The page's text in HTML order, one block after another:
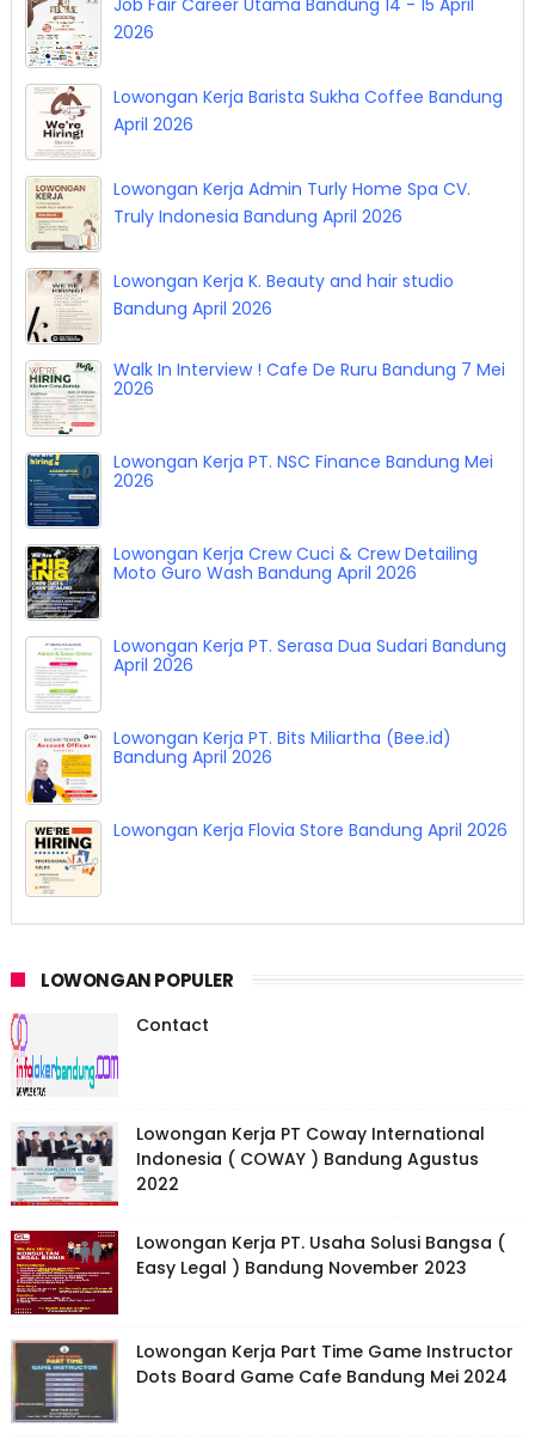
2026
Lowongan Kerja Barista Sukha Coffee Bandung
April 2026
Lowongan Kerja Admin Turly Home Spa CV.
Truly Indonesia Bandung April 2026
Lowongan Kerja K. Beauty and hair studio
Bandung April 2026
Walk In Interview ! Cafe De Ruru Bandung 7 Mei
2026
Lowongan Kerja PT. NSC Finance Bandung Mei
2026
Lowongan Kerja Crew Cuci & Crew Detailing
Moto Guro Wash Bandung April 2026
Lowongan Kerja PT. Serasa Dua Sudari Bandung
April 2026
Lowongan Kerja PT. Bits Miliartha (Bee.id)
Bandung April 2026
Lowongan Kerja Flovia Store Bandung April 2026
LOWONGAN POPULER
Contact
Lowongan Kerja PT Coway International
Indonesia ( COWAY ) Bandung Agustus
2022
Lowongan Kerja PT. Usaha Solusi Bangsa (
Easy Legal ) Bandung November 2023
Lowongan Kerja Part Time Game Instructor
Dots Board Game Cafe Bandung Mei 2024